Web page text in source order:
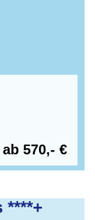
ab 570,- €